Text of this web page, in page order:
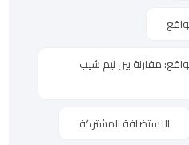
مقارنة بين نيم شيب
الاستضافة المشتركة